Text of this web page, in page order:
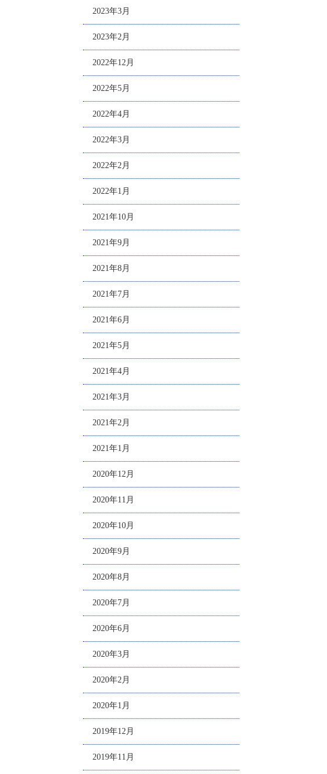
2023年3月
2023年2月
2022年12月
2022年5月
2022年4月
2022年3月
2022年2月
2022年1月
2021年10月
2021年9月
2021年8月
2021年7月
2021年6月
2021年5月
2021年4月
2021年3月
2021年2月
2021年1月
2020年12月
2020年11月
2020年10月
2020年9月
2020年8月
2020年7月
2020年6月
2020年3月
2020年2月
2020年1月
2019年12月
2019年11月